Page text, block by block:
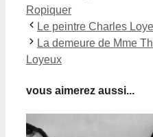
Ropiquer
Le peintre Charles
La demeure de Mme
Loyeux
vous aimerez aussi...